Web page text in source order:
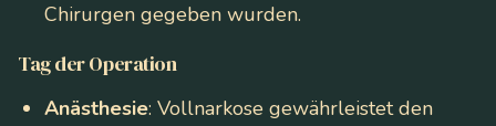
Chirurgen gegeben wurden.
Tag der Operation
Anästhesie: Vollnarkose gewährleistet den